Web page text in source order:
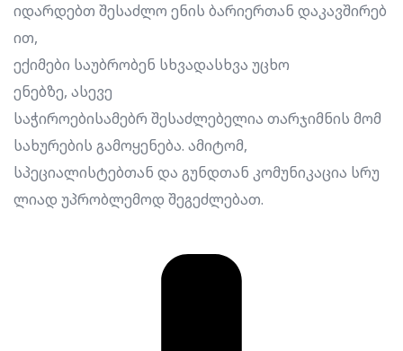
იდარდებთ შესაძლო ენის ბარიერთან დაკავშირებ
ით,
ექიმები საუბრობენ სხვადასხვა უცხო
ენებზე, ასევე
საჭიროებისამებრ შესაძლებელია თარჯიმნის მომ
სახურების გამოყენება. ამიტომ,
სპეციალისტებთან და გუნდთან კომუნიკაცია სრუ
ლიად უპრობლემოდ შეგეძლებათ.